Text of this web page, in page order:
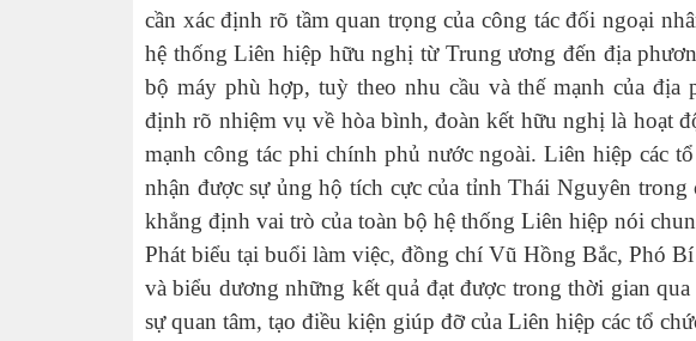
cần xác định rõ tầm quan trọng của công tác đối ngoại
hệ thống Liên hiệp hữu nghị từ Trung ương đến địa
bộ máy phù hợp, tuỳ theo nhu cầu và thế mạnh của
định rõ nhiệm vụ về hòa bình, đoàn kết hữu nghị là hoạt
mạnh công tác phi chính phủ nước ngoài. Liên hiệp các
nhận được sự ủng hộ tích cực của tỉnh Thái Nguyên
khẳng định vai trò của toàn bộ hệ thống Liên hiệp nói
Phát biểu tại buổi làm việc, đồng chí Vũ Hồng Bắc, Phó
và biểu dương những kết quả đạt được trong thời gian
sự quan tâm, tạo điều kiện giúp đỡ của Liên hiệp các tổ